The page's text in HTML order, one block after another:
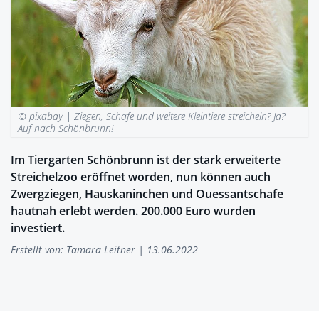
© pixabay |Ziegen, Schafe und weitere Kleintiere streicheln? Ja?
Auf nach Schönbrunn!
Im Tiergarten Schönbrunn ist der stark erweiterte
Streichelzoo eröffnet worden, nun können auch
Zwergziegen, Hauskaninchen und Ouessantschafe
hautnah erlebt werden. 200.000 Euro wurden
investiert.
Erstellt von: Tamara Leitner | 13.06.2022